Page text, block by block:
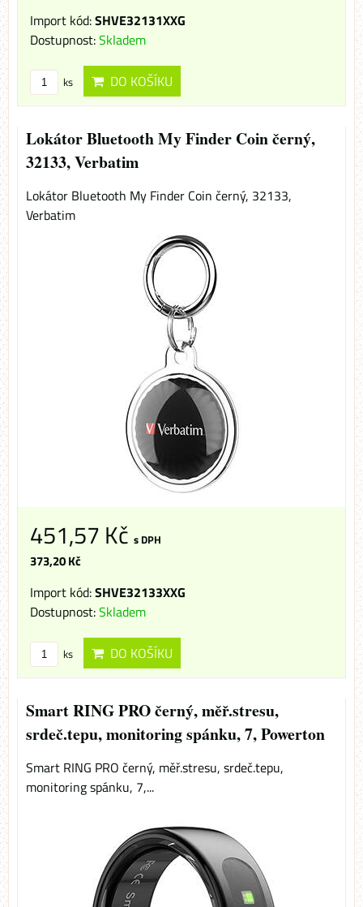
Import kód:SHVE32131XXG
Dostupnost:Skladem
ks DO KOŠÍKU
Lokátor Bluetooth My Finder Coin černý,
32133, Verbatim
Lokátor Bluetooth My Finder Coin černý, 32133,
Verbatim
451,57 Kč s DPH
373,20 Kč
Import kód:SHVE32133XXG
Dostupnost:Skladem
ks DO KOŠÍKU
Smart RING PRO černý, měř.stresu,
srdeč.tepu, monitoring spánku, 7, Powerton
Smart RING PRO černý, měř.stresu, srdeč.tepu,
monitoring spánku, 7,...